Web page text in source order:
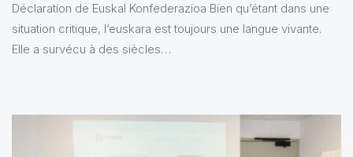
Déclaration de Euskal Konfederazioa Bien qu’étant dans une
situation critique, l’euskara est toujours une langue vivante.
Elle a survécu à des siècles…